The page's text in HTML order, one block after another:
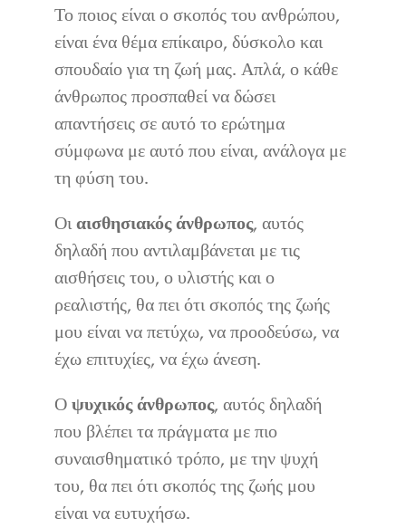
Το ποιος είναι ο σκοπός του ανθρώπου,
είναι ένα θέμα επίκαιρο, δύσκολο και
σπουδαίο για τη ζωή μας. Απλά, ο κάθε
άνθρωπος προσπαθεί να δώσει
απαντήσεις σε αυτό το ερώτημα
σύμφωνα με αυτό που είναι, ανάλογα με
τη φύση του.
Οιαισθησιακός άνθρωπος, αυτός
δηλαδή που αντιλαμβάνεται με τις
αισθήσεις του, ο υλιστής και ο
ρεαλιστής, θα πει ότι σκοπός της ζωής
μου είναι να πετύχω, να προοδεύσω, να
έχω επιτυχίες, να έχω άνεση.
Οψυχικός άνθρωπος, αυτός δηλαδή
που βλέπει τα πράγματα με πιο
συναισθηματικό τρόπο, με την ψυχή
του, θα πει ότι σκοπός της ζωής μου
είναι να ευτυχήσω.